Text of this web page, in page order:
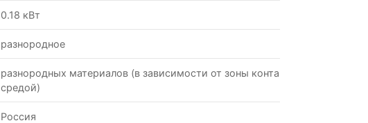
0.18 кВт
разнородное
разнородных материалов (в зависимости от зоны контакта со
средой)
Россия